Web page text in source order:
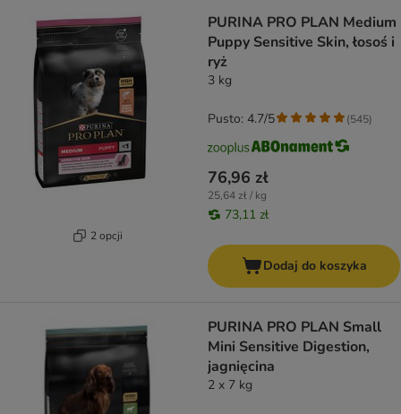
2 opcji
PURINA PRO PLAN Medium
Puppy Sensitive Skin, łosoś i
ryż
3 kg
76,96 zł
25,64 zł / kg
73,11 zł
Pusto: 4.7/5 (545)
Dodaj do koszyka
PURINA PRO PLAN Small
Mini Sensitive Digestion,
jagnięcina
2 x 7 kg